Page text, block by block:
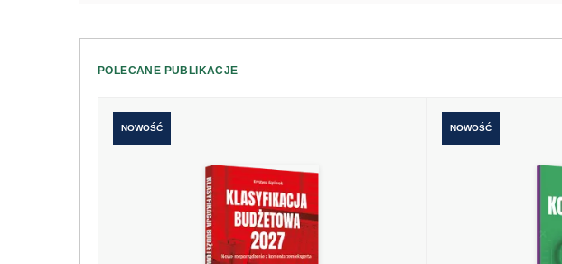
POLECANE PUBLIKACJE
NOWOŚĆ NOWOŚĆ